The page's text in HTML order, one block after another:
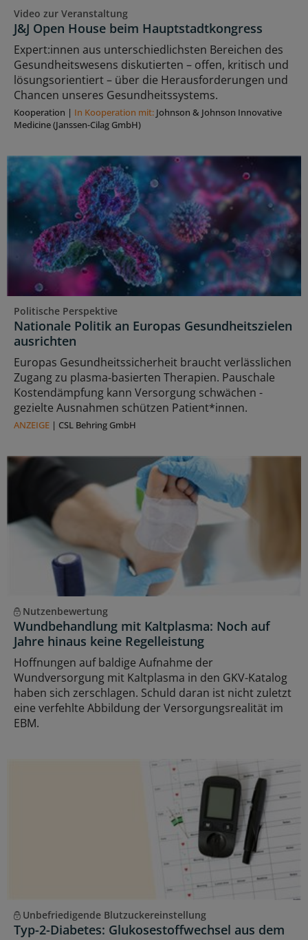
Video zur Veranstaltung
J&J Open House beim Hauptstadtkongress
Expert:innen aus unterschiedlichsten Bereichen des
Gesundheitswesens diskutierten – offen, kritisch und
lösungsorientiert – über die Herausforderungen und
Chancen unseres Gesundheitssystems.
Kooperation | In Kooperation mit: Johnson & Johnson Innovative
Medicine (Janssen-Cilag GmbH)
Politische Perspektive
Nationale Politik an Europas Gesundheitszielen
ausrichten
Europas Gesundheitssicherheit braucht verlässlichen
Zugang zu plasma‑basierten Therapien. Pauschale
Kostendämpfung kann Versorgung schwächen -
gezielte Ausnahmen schützen Patient*innen.
ANZEIGE | CSL Behring GmbH
Nutzenbewertung
Wundbehandlung mit Kaltplasma: Noch auf
Jahre hinaus keine Regelleistung
Hoffnungen auf baldige Aufnahme der
Wundversorgung mit Kaltplasma in den GKV-Katalog
haben sich zerschlagen. Schuld daran ist nicht zuletzt
eine verfehlte Abbildung der Versorgungsrealität im
EBM.
Unbefriedigende Blutzuckereinstellung
Typ-2-Diabetes: Glukosestoffwechsel aus dem